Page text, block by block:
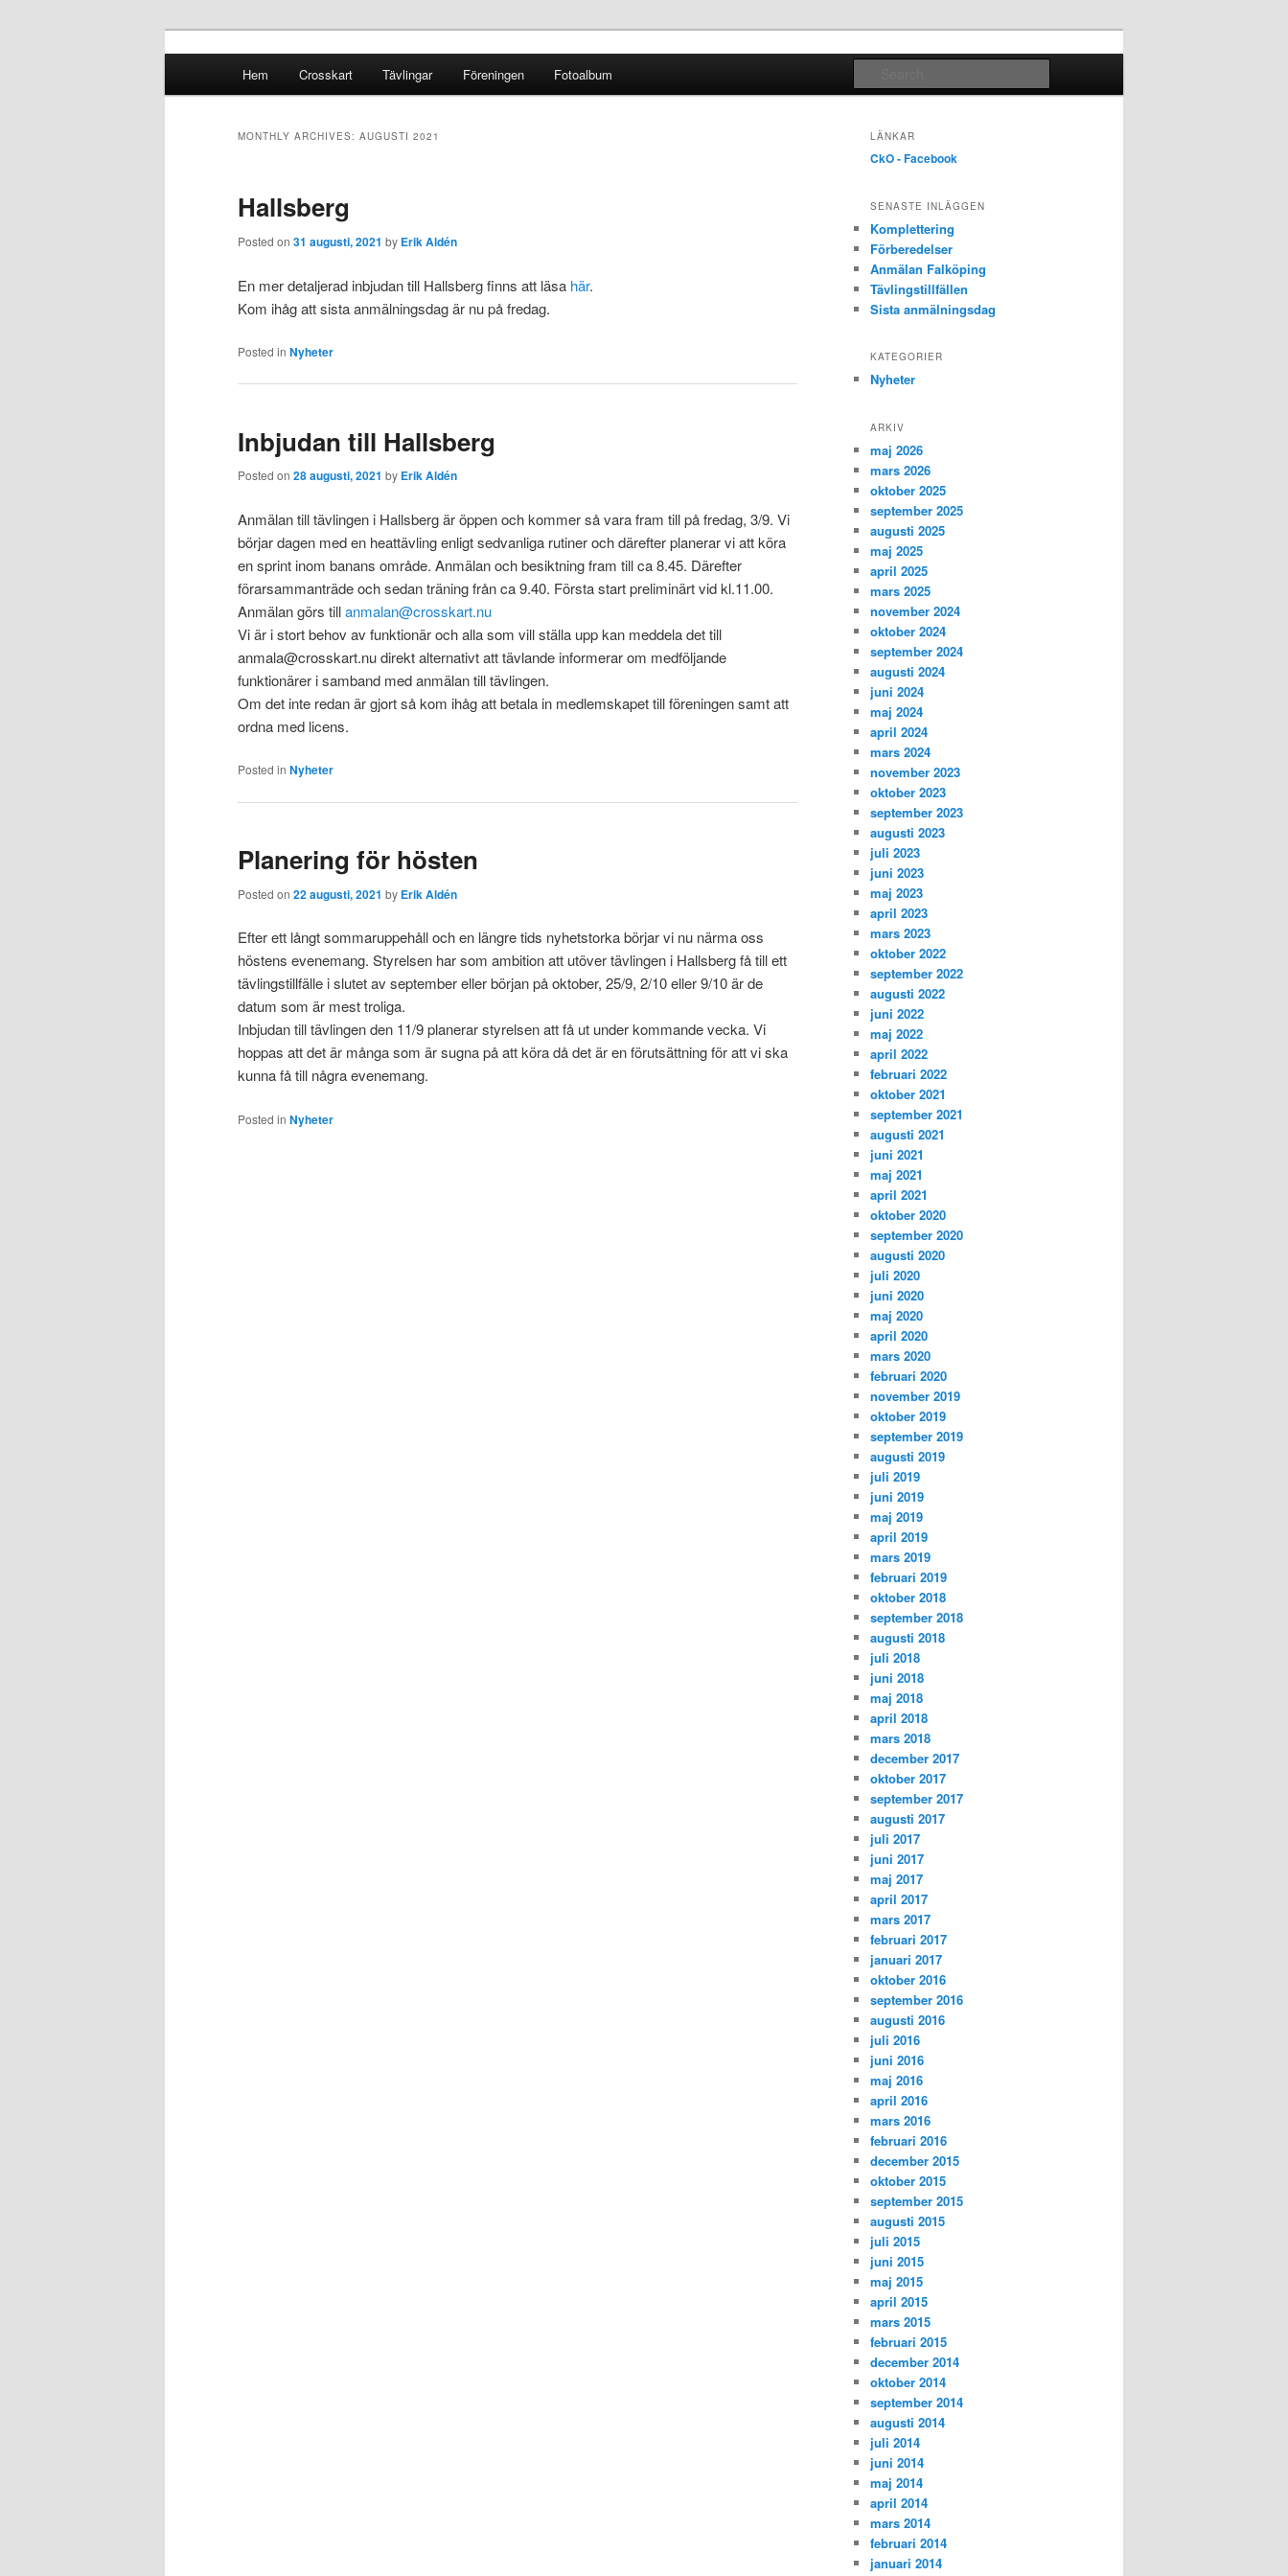
Crosskart Original
Skip to primary content
Skip to secondary content
Hem Crosskart Tävlingar Föreningen Fotoalbum
MONTHLY ARCHIVES: AUGUSTI 2021
Hallsberg
Posted on 31 augusti, 2021 by Erik Aldén
En mer detaljerad inbjudan till Hallsberg finns att läsa här.
Kom ihåg att sista anmälningsdag är nu på fredag.
Posted in Nyheter
Inbjudan till Hallsberg
Posted on 28 augusti, 2021 by Erik Aldén
Anmälan till tävlingen i Hallsberg är öppen och kommer så vara fram till på fredag, 3/9. Vi
börjar dagen med en heattävling enligt sedvanliga rutiner och därefter planerar vi att köra
en sprint inom banans område. Anmälan och besiktning fram till ca 8.45. Därefter
förarsammanträde och sedan träning från ca 9.40. Första start preliminärt vid kl.11.00.
Anmälan görs tillanmalan@crosskart.nu
Vi är i stort behov av funktionär och alla som vill ställa upp kan meddela det till
anmala@crosskart.nu direkt alternativt att tävlande informerar om medföljande
funktionärer i samband med anmälan till tävlingen.
Om det inte redan är gjort så kom ihåg att betala in medlemskapet till föreningen samt att
ordna med licens.
Posted in Nyheter
Planering för hösten
Posted on 22 augusti, 2021 by Erik Aldén
Efter ett långt sommaruppehåll och en längre tids nyhetstorka börjar vi nu närma oss
höstens evenemang. Styrelsen har som ambition att utöver tävlingen i Hallsberg få till ett
tävlingstillfälle i slutet av september eller början på oktober, 25/9, 2/10 eller 9/10 är de
datum som är mest troliga.
Inbjudan till tävlingen den 11/9 planerar styrelsen att få ut under kommande vecka. Vi
hoppas att det är många som är sugna på att köra då det är en förutsättning för att vi ska
kunna få till några evenemang.
Posted in Nyheter
LÄNKAR
CkO - Facebook
SENASTE INLÄGGEN
Komplettering
Förberedelser
Anmälan Falköping
Tävlingstillfällen
Sista anmälningsdag
KATEGORIER
Nyheter
ARKIV
maj 2026
mars 2026
oktober 2025
september 2025
augusti 2025
maj 2025
april 2025
mars 2025
november 2024
oktober 2024
september 2024
augusti 2024
juni 2024
maj 2024
april 2024
mars 2024
november 2023
oktober 2023
september 2023
augusti 2023
juli 2023
juni 2023
maj 2023
april 2023
mars 2023
oktober 2022
september 2022
augusti 2022
juni 2022
maj 2022
april 2022
februari 2022
oktober 2021
september 2021
augusti 2021
juni 2021
maj 2021
april 2021
oktober 2020
september 2020
augusti 2020
juli 2020
juni 2020
maj 2020
april 2020
mars 2020
februari 2020
november 2019
oktober 2019
september 2019
augusti 2019
juli 2019
juni 2019
maj 2019
april 2019
mars 2019
februari 2019
oktober 2018
september 2018
augusti 2018
juli 2018
juni 2018
maj 2018
april 2018
mars 2018
december 2017
oktober 2017
september 2017
augusti 2017
juli 2017
juni 2017
maj 2017
april 2017
mars 2017
februari 2017
januari 2017
oktober 2016
september 2016
augusti 2016
juli 2016
juni 2016
maj 2016
april 2016
mars 2016
februari 2016
december 2015
oktober 2015
september 2015
augusti 2015
juli 2015
juni 2015
maj 2015
april 2015
mars 2015
februari 2015
december 2014
oktober 2014
september 2014
augusti 2014
juli 2014
juni 2014
maj 2014
april 2014
mars 2014
februari 2014
januari 2014